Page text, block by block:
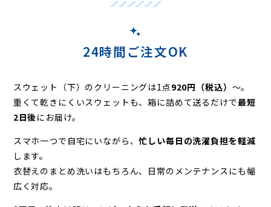
24時間ご注文OK
スウェット（下）のクリーニングは1点920円（税込） 〜。
重くて乾きにくいスウェットも、箱に詰めて送るだけで最短
2日後にお届け。
スマホ一つで自宅にいながら、忙しい毎日の洗濯負担を軽減
します。
衣替えのまとめ洗いはもちろん、日常のメンテナンスにも幅
広く対応。